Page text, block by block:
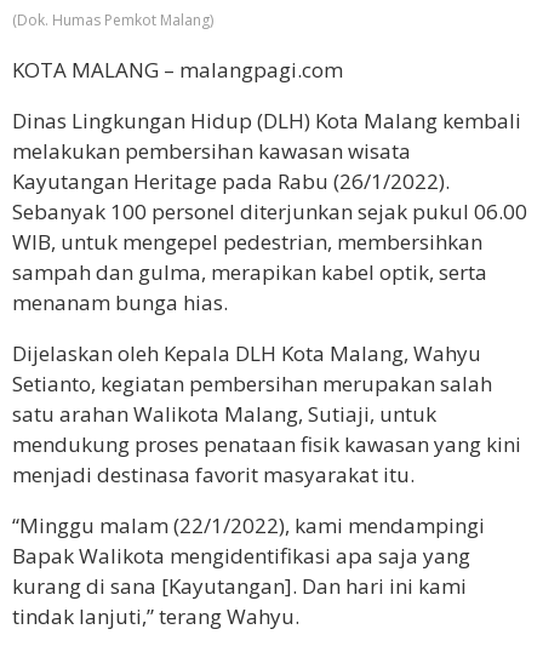
(Dok. Humas Pemkot Malang)
KOTA MALANG – malangpagi.com
Dinas Lingkungan Hidup (DLH) Kota Malang kembali
melakukan pembersihan kawasan wisata
Kayutangan Heritage pada Rabu (26/1/2022).
Sebanyak 100 personel diterjunkan sejak pukul 06.00
WIB, untuk mengepel pedestrian, membersihkan
sampah dan gulma, merapikan kabel optik, serta
menanam bunga hias.
Dijelaskan oleh Kepala DLH Kota Malang, Wahyu
Setianto, kegiatan pembersihan merupakan salah
satu arahan Walikota Malang, Sutiaji, untuk
mendukung proses penataan fisik kawasan yang kini
menjadi destinasa favorit masyarakat itu.
“Minggu malam (22/1/2022), kami mendampingi
Bapak Walikota mengidentifikasi apa saja yang
kurang di sana [Kayutangan]. Dan hari ini kami
tindak lanjuti,” terang Wahyu.